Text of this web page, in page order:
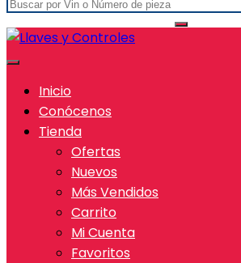
Inicio
Conócenos
Tienda
Ofertas
Nuevos
Más Vendidos
Carrito
Mi Cuenta
Favoritos